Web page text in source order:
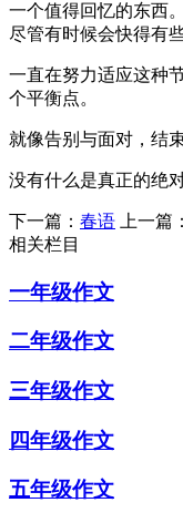
一个值得回忆的东西
尽管有时候会快得有
一直在努力适应这种
个平衡点。
就像告别与面对，结
没有什么是真正的绝对
下一篇： 春语 上一篇：
相关栏目
一年级作文
二年级作文
三年级作文
四年级作文
五年级作文